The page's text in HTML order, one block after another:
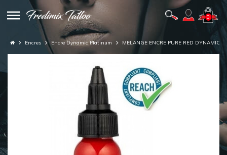
0
Encres Encre Dynamic Platinum MELANGE ENCRE PURE RED DYNAMIC